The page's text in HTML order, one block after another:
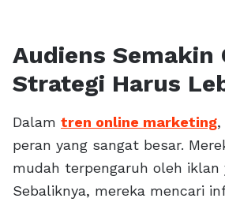
Audiens Semakin
Strategi Harus
Dalam tren online marketing,
peran yang sangat besar.
mudah terpengaruh oleh iklan
Sebaliknya, mereka mencari